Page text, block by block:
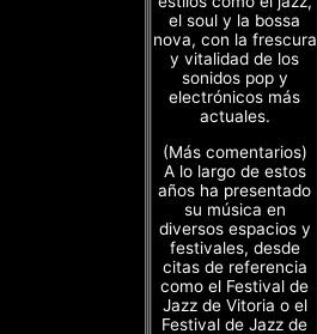
el soul y la bossa
nova, con la frescura
y vitalidad de los
sonidos pop y
electrónicos más
actuales.
(Más comentarios)
A lo largo de estos
años ha presentado
su música en
diversos espacios y
festivales, desde
citas de referencia
como el Festival de
Jazz de Vitoria o el
Festival de Jazz de